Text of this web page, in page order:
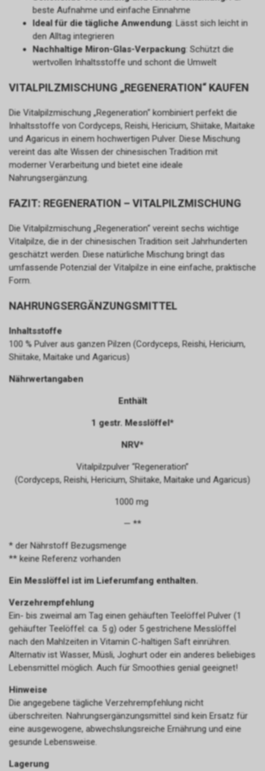
beste Aufnahme und einfache Einnahme
Ideal für die tägliche Anwendung: Lässt sich leicht in
den Alltag integrieren
Nachhaltige Miron-Glas-Verpackung: Schützt die
wertvollen Inhaltsstoffe und schont die Umwelt
VITALPILZMISCHUNG „REGENERATION“ KAUFEN
Die Vitalpilzmischung „Regeneration“ kombiniert perfekt die
Inhaltsstoffe von Cordyceps, Reishi, Hericium, Shiitake, Maitake
und Agaricus in einem hochwertigen Pulver. Diese Mischung
vereint das alte Wissen der chinesischen Tradition mit
moderner Verarbeitung und bietet eine ideale
Nahrungsergänzung.
FAZIT: REGENERATION – VITALPILZMISCHUNG
Die Vitalpilzmischung „Regeneration“ vereint sechs wichtige
Vitalpilze, die in der chinesischen Tradition seit Jahrhunderten
geschätzt werden. Diese natürliche Mischung bringt das
umfassende Potenzial der Vitalpilze in eine einfache, praktische
Form.
NAHRUNGSERGÄNZUNGSMITTEL
Inhaltsstoffe
100 % Pulver aus ganzen Pilzen (Cordyceps, Reishi, Hericium,
Shiitake, Maitake und Agaricus)
Nährwertangaben
Enthält
1 gestr. Messlöffel*
NRV*
Vitalpilzpulver “Regeneration”
(Cordyceps, Reishi, Hericium, Shiitake, Maitake und Agaricus)
1000 mg
— **
* der Nährstoff Bezugsmenge
** keine Referenz vorhanden
Ein Messlöffel ist im Lieferumfang enthalten.
Verzehrempfehlung
Ein- bis zweimal am Tag einen gehäuften Teelöffel Pulver (1
gehäufter Teelöffel: ca. 5 g) oder 5 gestrichene Messlöffel
nach den Mahlzeiten in Vitamin C-haltigen Saft einrühren.
Alternativ ist Wasser, Müsli, Joghurt oder ein anderes beliebiges
Lebensmittel möglich. Auch für Smoothies genial geeignet!
Hinweise
Die angegebene tägliche Verzehrempfehlung nicht
überschreiten. Nahrungsergänzungsmittel sind kein Ersatz für
eine ausgewogene, abwechslungsreiche Ernährung und eine
gesunde Lebensweise.
Lagerung